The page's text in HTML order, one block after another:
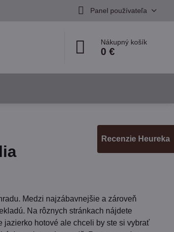
Panel používateľa
Nákupný košík
0 €
Medzi najzábavnejšie a zároveň
Na rôznych stránkach nájdete
jazierko hotové ale chceli by ste si vybrať
Recenzie Heureka